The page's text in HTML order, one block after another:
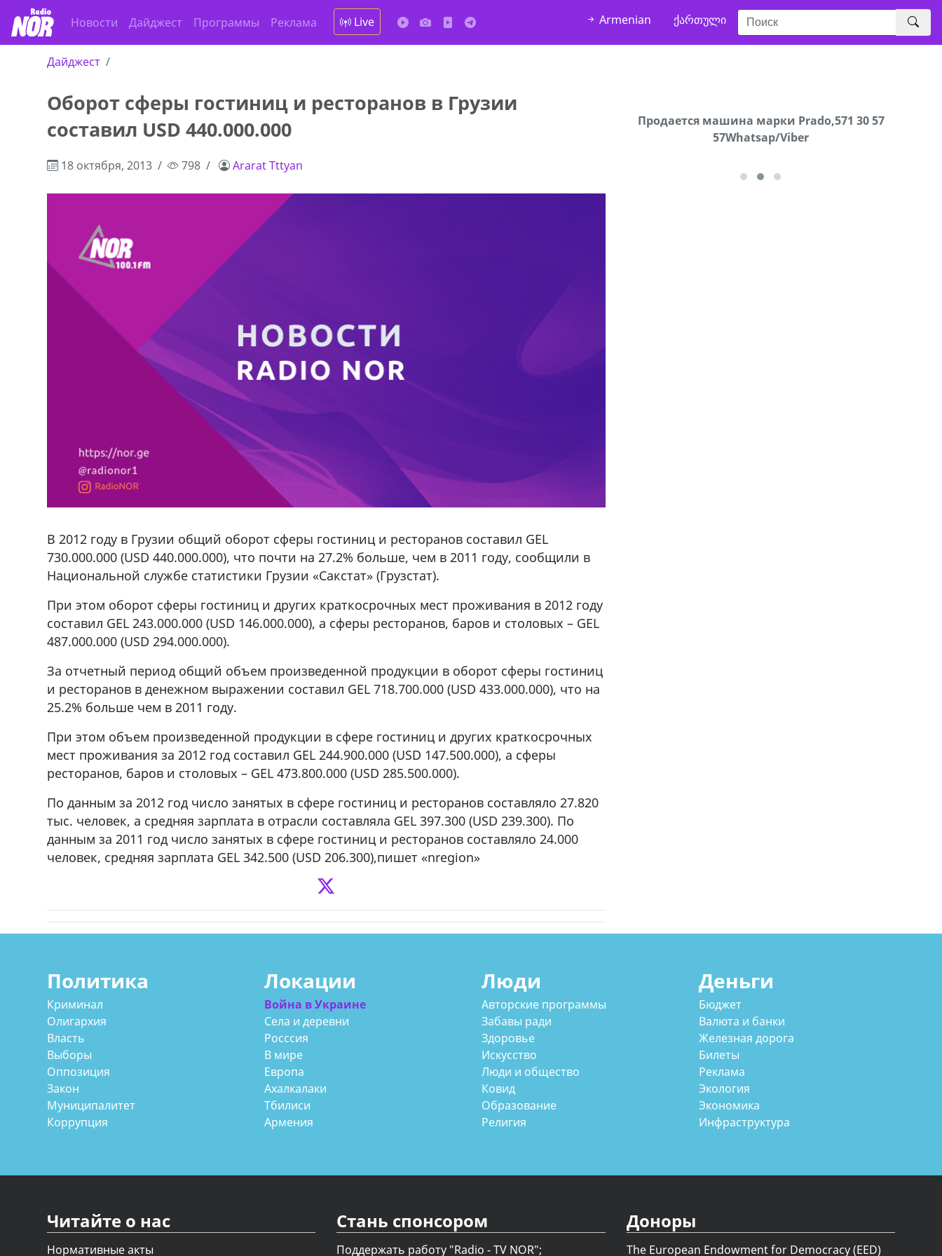
Новости Дайджест Программы Реклама Live Armenian ქართული
Дайджест
Оборот сферы гостиниц и ресторанов в Грузии
составил USD 440.000.000
18 октября, 2013 798 Ararat Tttyan
В 2012 году в Грузии общий оборот сферы гостиниц и ресторанов составил GEL
730.000.000 (USD 440.000.000), что почти на 27.2% больше, чем в 2011 году, сообщили в
Национальной службе статистики Грузии «Сакстат» (Грузстат).
При этом оборот сферы гостиниц и других краткосрочных мест проживания в 2012 году
составил GEL 243.000.000 (USD 146.000.000), а сферы ресторанов, баров и столовых – GEL
487.000.000 (USD 294.000.000).
За отчетный период общий объем произведенной продукции в оборот сферы гостиниц
и ресторанов в денежном выражении составил GEL 718.700.000 (USD 433.000.000), что на
25.2% больше чем в 2011 году.
При этом объем произведенной продукции в сфере гостиниц и других краткосрочных
мест проживания за 2012 год составил GEL 244.900.000 (USD 147.500.000), а сферы
ресторанов, баров и столовых – GEL 473.800.000 (USD 285.500.000).
По данным за 2012 год число занятых в сфере гостиниц и ресторанов составляло 27.820
тыс. человек, а средняя зарплата в отрасли составляла GEL 397.300 (USD 239.300). По
данным за 2011 год число занятых в сфере гостиниц и ресторанов составляло 24.000
человек, средняя зарплата GEL 342.500 (USD 206.300),пишет «nregion»
В городе Ниноцминда около фастфуда Hask
cдается в аренду дом, 571 30 57
Продается машина марки Prado,571 30 57
57Whatsap/Viber
Продаются грабли под лощадь ,+995 551 08 62
72
Политика
Криминал
Олигархия
Власть
Выборы
Оппозиция
Закон
Муниципалитет
Коррупция
Локации
Война в Украине
Села и деревни
Росссия
В мире
Европа
Ахалкалаки
Тбилиси
Армения
Люди
Авторские программы
Забавы ради
Здоровье
Искусство
Люди и общество
Ковид
Образование
Религия
Деньги
Бюджет
Валюта и банки
Железная дорога
Билеты
Реклама
Экология
Экономика
Инфраструктура
Читайте о нас
Нормативные акты
Стань спонсором
Поддержать работу "Radio - TV NOR";
Доноры
The European Endowment for Democracy (EED)